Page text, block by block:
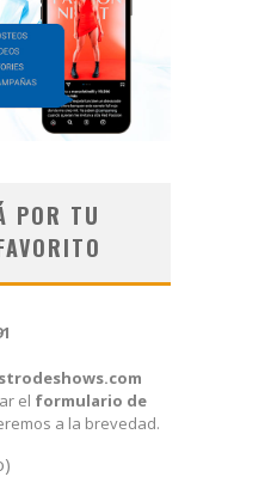
POR TU
el formulario de
a la brevedad.